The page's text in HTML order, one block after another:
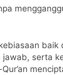
baik
serta